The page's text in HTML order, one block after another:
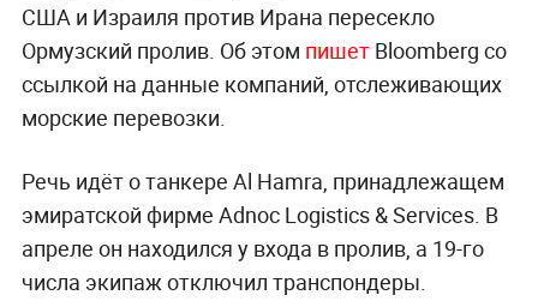
США и Израиля против Ирана пересекло
Ормузский пролив. Об этом пишет Bloomberg со
ссылкой на данные компаний, отслеживающих
морские перевозки.
Речь идёт о танкере Al Hamra, принадлежащем
эмиратской фирме Adnoc Logistics & Services. В
апреле он находился у входа в пролив, а 19-го
числа экипаж отключил транспондеры.